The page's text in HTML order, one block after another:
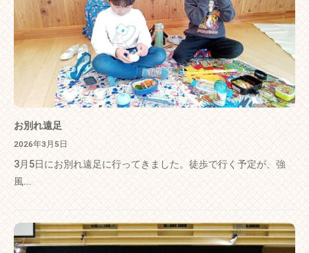
お別れ遠足
2026年3月5日
3月5日にお別れ遠足に行ってきました。徒歩で行く予定が、強
風...